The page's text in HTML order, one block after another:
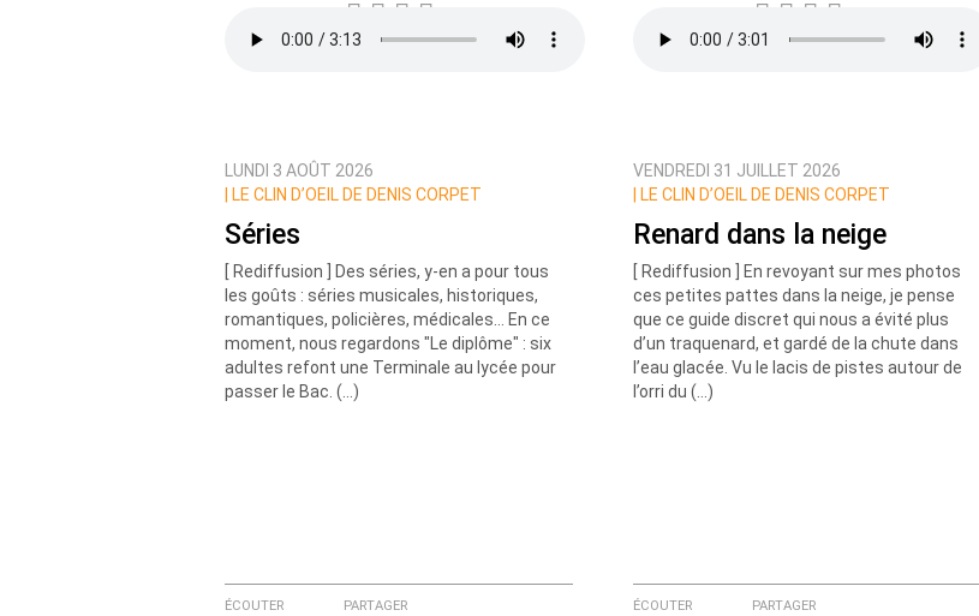
Prévenez-moi de tous les nouveaux commentaires de cette discussion par email
LUNDI 3 AOÛT 2026
LE CLIN D’OEIL DE DENIS CORPET
Séries
[ Rediffusion ] Des séries, y-en a pour tous
les goûts : séries musicales, historiques,
romantiques, policières, médicales... En ce
moment, nous regardons "Le diplôme" : six
adultes refont une Terminale au lycée pour
passer le Bac. (…)
ÉCOUTER PARTAGER
VENDREDI 31 JUILLET 2026
LE CLIN D’OEIL DE DENIS CORPET
Renard dans la neige
[ Rediffusion ] En revoyant sur mes photos
ces petites pattes dans la neige, je pense
que ce guide discret qui nous a évité plus
d’un traquenard, et gardé de la chute dans
l’eau glacée. Vu le lacis de pistes autour de
l’orri du (…)
ÉCOUTER PARTAGER